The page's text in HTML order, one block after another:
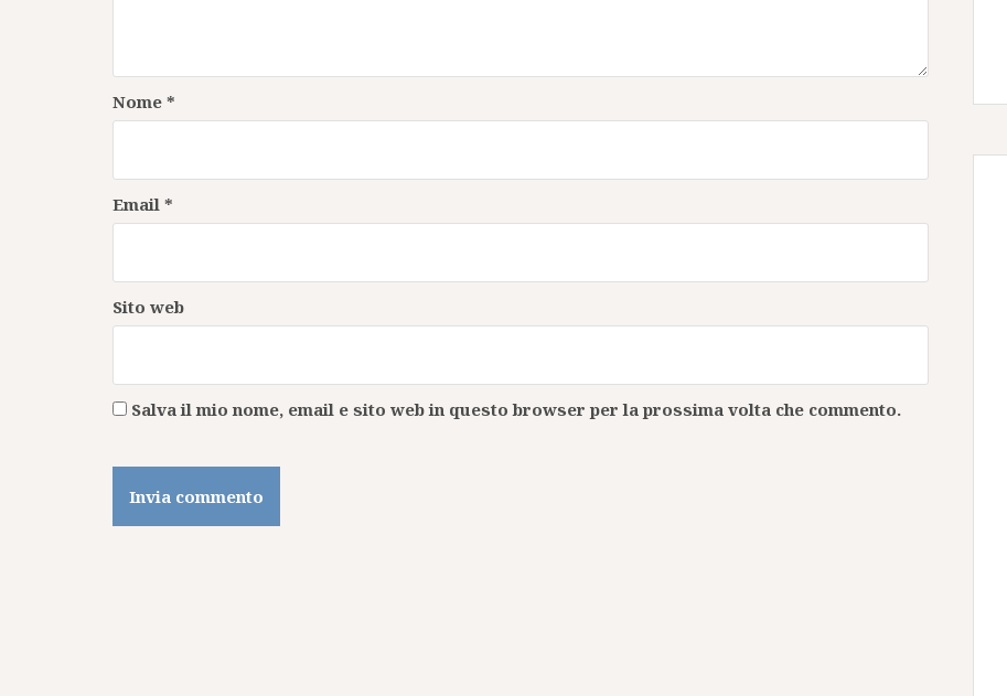
Nome *
Email *
Sito web
Salva il mio nome, email e sito web in questo browser per la prossima volta che commento.